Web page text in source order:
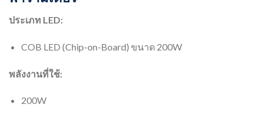
ประเภท LED:
COB LED (Chip-on-Board) ขนาด 200W
พลังงานที่ใช้:
200W